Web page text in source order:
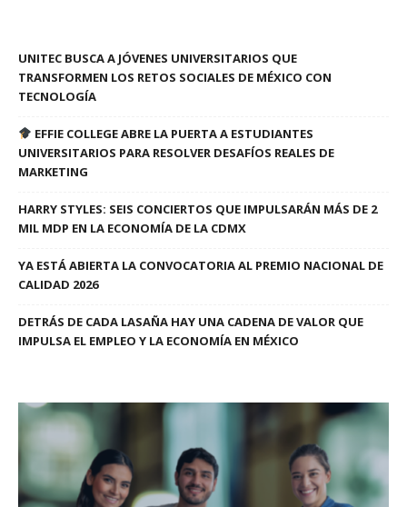
UNITEC BUSCA A JÓVENES UNIVERSITARIOS QUE
TRANSFORMEN LOS RETOS SOCIALES DE MÉXICO CON
TECNOLOGÍA
EFFIE COLLEGE ABRE LA PUERTA A ESTUDIANTES
UNIVERSITARIOS PARA RESOLVER DESAFÍOS REALES DE
MARKETING
HARRY STYLES: SEIS CONCIERTOS QUE IMPULSARÁN MÁS DE 2
MIL MDP EN LA ECONOMÍA DE LA CDMX
YA ESTÁ ABIERTA LA CONVOCATORIA AL PREMIO NACIONAL DE
CALIDAD 2026
DETRÁS DE CADA LASAÑA HAY UNA CADENA DE VALOR QUE
IMPULSA EL EMPLEO Y LA ECONOMÍA EN MÉXICO